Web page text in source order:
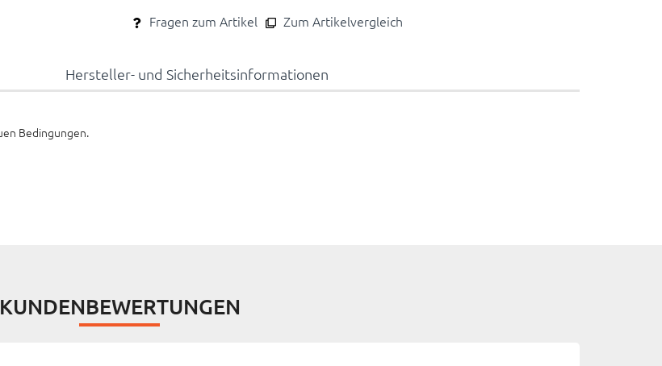
Fragen zum Artikel Zum Artikelvergleich
Hersteller- und Sicherheitsinformationen
Bedingungen.
KUNDENBEWERTUNGEN